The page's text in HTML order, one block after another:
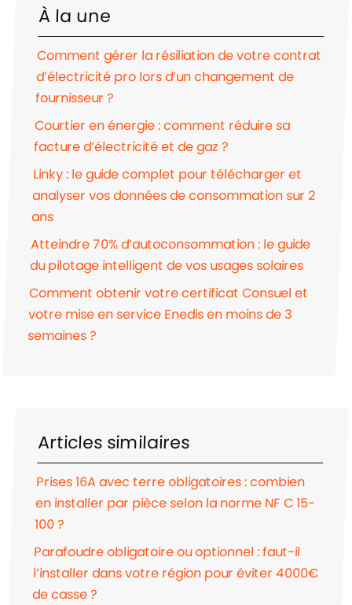
À la une
Comment gérer la résiliation de votre contrat
d’électricité pro lors d’un changement de
fournisseur ?
Courtier en énergie : comment réduire sa
facture d’électricité et de gaz ?
Linky : le guide complet pour télécharger et
analyser vos données de consommation sur 2
ans
Atteindre 70% d’autoconsommation : le guide
du pilotage intelligent de vos usages solaires
Comment obtenir votre certificat Consuel et
votre mise en service Enedis en moins de 3
semaines ?
Articles similaires
Prises 16A avec terre obligatoires : combien
en installer par pièce selon la norme NF C 15-
100 ?
Parafoudre obligatoire ou optionnel : faut-il
l’installer dans votre région pour éviter 4000€
de casse ?